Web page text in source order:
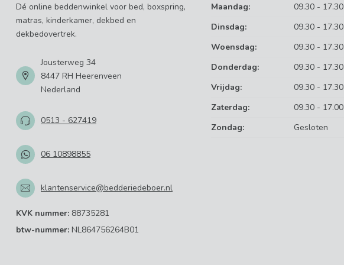
Dé online beddenwinkel voor bed, boxspring,
matras, kinderkamer, dekbed en
dekbedovertrek.
Jousterweg 34
8447 RH Heerenveen
Nederland
0513 - 627419
06 10898855
klantenservice@bedderiedeboer.nl
KVK nummer: 88735281
btw-nummer: NL864756264B01
Maandag:
09.30 - 17.30
Dinsdag:
09.30 - 17.30
Woensdag:
09.30 - 17.30
Donderdag:
09.30 - 17.30
Vrijdag:
09.30 - 17.30
Zaterdag:
09.30 - 17.00
Zondag:
Gesloten